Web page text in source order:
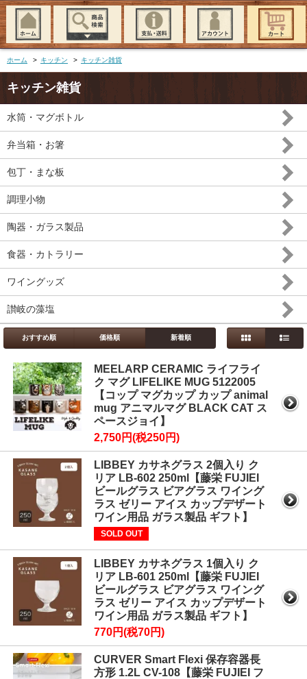
ホーム > キッチン > キッチン雑貨
キッチン雑貨
水筒・マグボトル
弁当箱・お箸
包丁・まな板
調理小物
陶器・ガラス製品
食器・カトラリー
ワイングッズ
讃岐の藻塩
おすすめ順 価格順 新着順
MEELARP CERAMIC ライフライ
ク マグ LIFELIKE MUG 5122005
【コップ マグカップ カップ animal
mug アニマルマグ BLACK CAT ス
ペースジョイ】
2,750円(税250円)
LIBBEY カサネグラス 2個入り ク
リア LB-602 250ml【藤栄 FUJIEI
ビールグラス ビアグラス ワイング
ラス ゼリー アイス カップデザート
ワイン用品 ガラス製品 ギフト】
SOLD OUT
LIBBEY カサネグラス 1個入り ク
リア LB-601 250ml【藤栄 FUJIEI
ビールグラス ビアグラス ワイング
ラス ゼリー アイス カップデザート
ワイン用品 ガラス製品 ギフト】
770円(税70円)
CURVER Smart Flexi 保存容器長
方形 1.2L CV-108【藤栄 FUJIEI フ